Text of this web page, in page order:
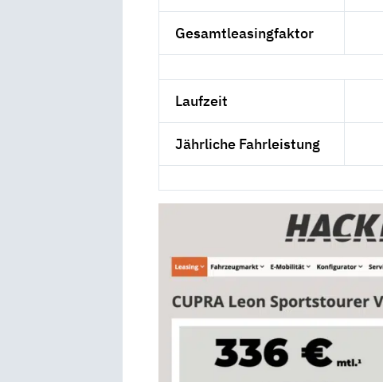
Gesamtleasingfaktor
Laufzeit
Jährliche Fahrleistung